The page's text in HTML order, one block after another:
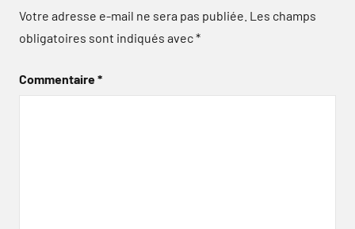
Votre adresse e-mail ne sera pas publiée. Les champs
obligatoires sont indiqués avec*
Commentaire*